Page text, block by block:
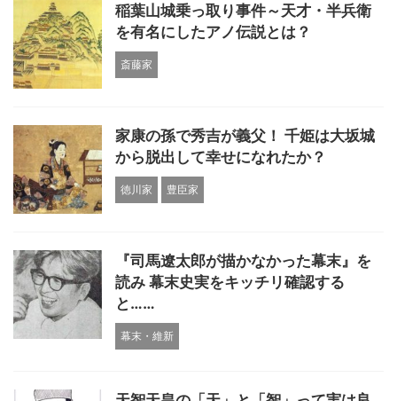
稲葉山城乗っ取り事件～天才・半兵衛
を有名にしたアノ伝説とは？
斎藤家
家康の孫で秀吉が義父！ 千姫は大坂城
から脱出して幸せになれたか？
徳川家 豊臣家
『司馬遼太郎が描かなかった幕末』を
読み 幕末史実をキッチリ確認する
と……
幕末・維新